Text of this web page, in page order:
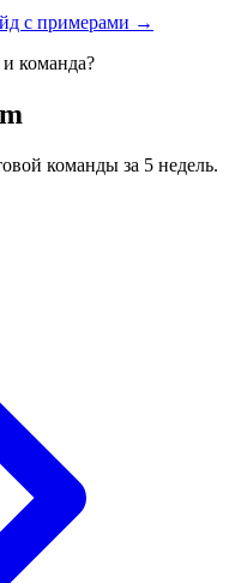
с примерами →
команда?
команды за 5 недель.